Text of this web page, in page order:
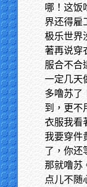
哪！这饭
界还得雇
极乐世界
著再说穿
服合不合
一定几天
多噜苏了
到，更不
衣服我看
我要穿件
了，你还
那就噜苏
点儿不随